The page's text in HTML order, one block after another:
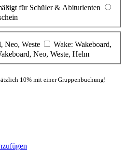
für Schüler & Abiturienten
Neo, Weste
Wake: Wakeboard,
Neo, Weste, Helm
10% mit einer Gruppenbuchung!